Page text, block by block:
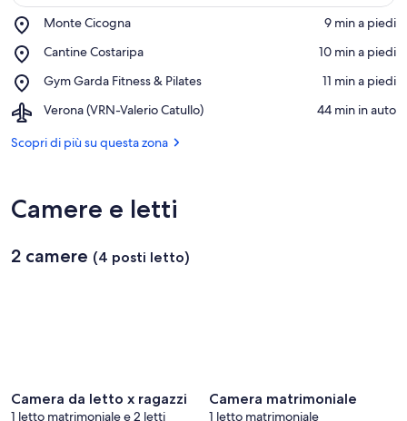
Monte Cicogna
Place,
Cicogna
‪9 min a piedi‬
Cantine Costaripa
Place,
Costaripa
‪10 min a piedi‬
Gym Garda Fitness & Pilates
Place,
Garda
&
‪11 min a piedi‬
Verona (VRN-Valerio Catullo)
Airport,
(VRN-
‪44 min in auto‬
Scopri di più su questa zona
Camere e letti
2 camere (4 posti letto)
Camera da letto x ragazzi
1 letto matrimoniale e 2 letti
Camera matrimoniale
1 letto matrimoniale